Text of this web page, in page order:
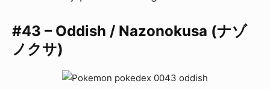
#43 – Oddish / Nazonokusa (ナゾ
ノクサ)